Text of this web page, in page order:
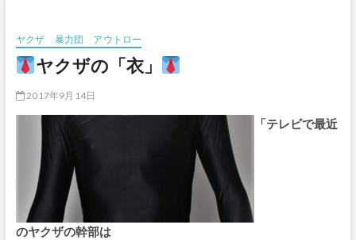
ヤクザ 暴力団 アウトロー
ヤクザの「衣」
2017年9月14日
「テレビで最近
のヤクザの幹部は